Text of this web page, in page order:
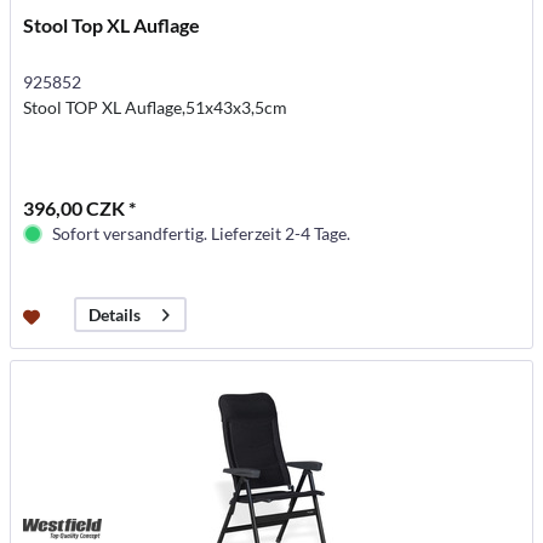
Stool Top XL Auflage
925852
Stool TOP XL Auflage,51x43x3,5cm
396,00 CZK *
Sofort versandfertig. Lieferzeit 2-4 Tage.
Details